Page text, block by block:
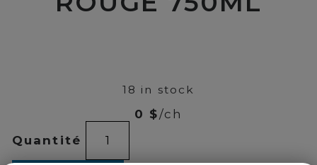
18 in stock
0 $ /ch
Quantité
L'ORPAILLEUR
VIN